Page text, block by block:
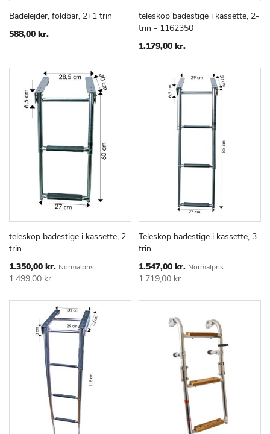
Læg i kurv
TILFØJSAMMENLIGN
Badelejder, foldbar, 2+1 trin
588,00 kr.
Læg i kurv
TILFØJ
teleskop badestige i kassette, 2-
trin - 1162350
1.179,00 kr.
Læg i kurv
TILFØJ
ØNSKE
SAMMENLIGN
teleskop badestige i kassette, 2-
trin
Special
Price
1.350,00 kr. Normalpris
1.499,00 kr.
Læg i kurv
TILFØJ
ØNSKE
Teleskop badestige i kassette, 3-
trin
Special
Price
1.547,00 kr. Normalpris
1.719,00 kr.